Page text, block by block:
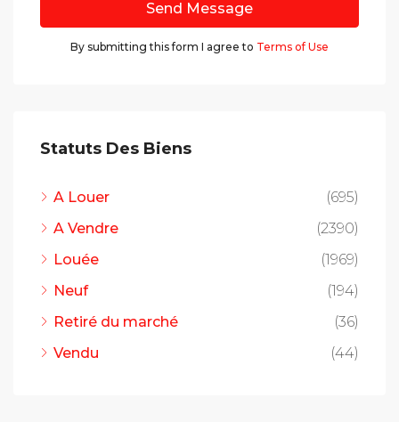
Send Message
By submitting this form I agree to Terms of Use
Statuts Des Biens
A Louer
(695)
A Vendre
(2390)
Louée
(1969)
Neuf
(194)
Retiré du marché
(36)
Vendu
(44)